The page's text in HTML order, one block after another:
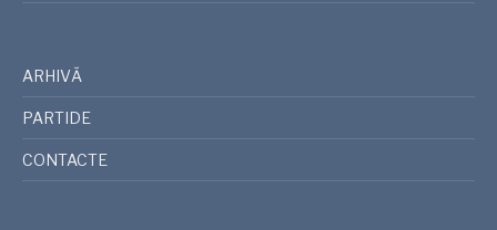
ARHIVĂ
PARTIDE
CONTACTE